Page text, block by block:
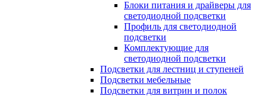
Блоки питания и драйверы для
светодиодной подсветки
Профиль для светодиодной
подсветки
Комплектующие для
светодиодной подсветки
Подсветки для лестниц и ступеней
Подсветки мебельные
Подсветки для витрин и полок